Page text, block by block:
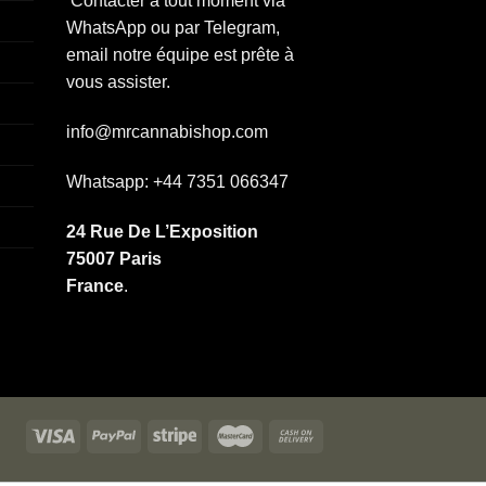
WhatsApp ou par Telegram,
email notre équipe est prête à
vous assister.
info@mrcannabishop.com
Whatsapp: +44 7351 066347
24 Rue De L’Exposition
75007 Paris
France.